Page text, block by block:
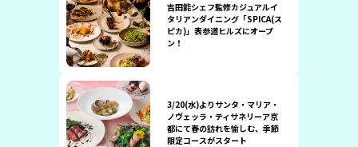
吉田能シェフ監修カジュアルイ
タリアンダイニング「SPICA(ス
ピカ)」表参道ヒルズにオープ
ン！
3/20(水)よりサンタ・マリア・
ノヴェッラ・ティサネリーア京
都にて春の訪れを愉しむ、季節
限定コースがスタート